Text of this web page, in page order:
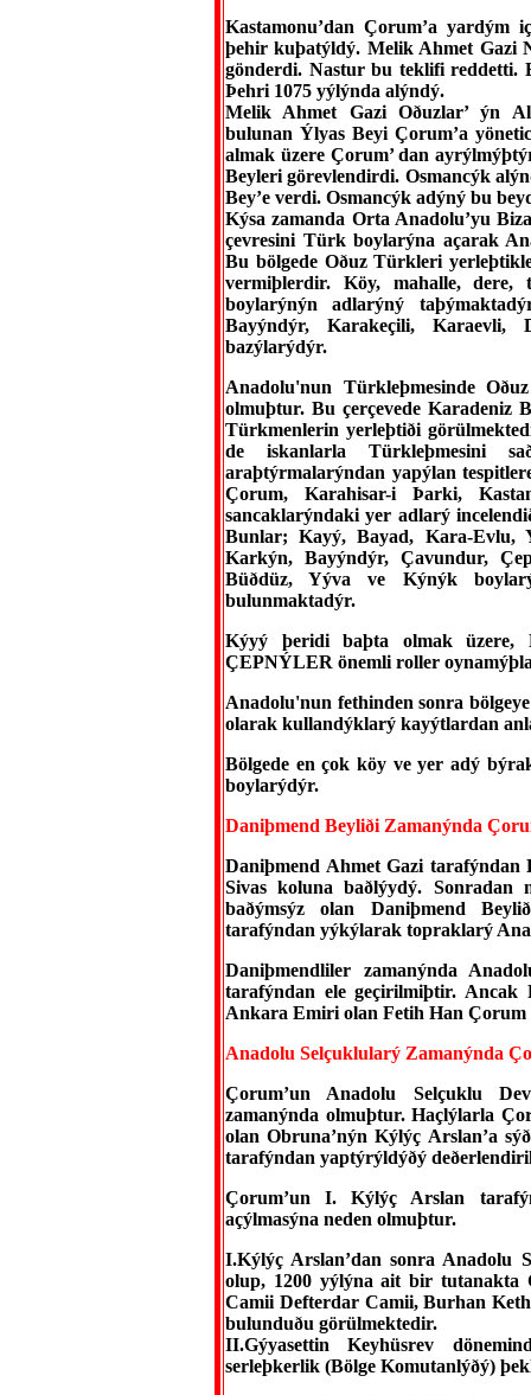
Kastamonu’dan Çorum’a yardým
þehir kuþatýldý. Melik Ahmet Gazi
gönderdi. Nastur bu teklifi reddetti.
Þehri 1075 yýlýnda alýndý.
Melik Ahmet Gazi Oðuzlar’ ýn
bulunan Ýlyas Beyi Çorum’a
almak üzere Çorum’ dan
Beyleri görevlendirdi. Osmancýk
Bey’e verdi. Osmancýk adýný bu
Kýsa zamanda Orta Anadolu’yu
çevresini Türk boylarýna açarak
Bu bölgede Oðuz Türkleri
vermiþlerdir. Köy, mahalle,
boylarýnýn adlarýný
Bayýndýr, Karakeçili, Karaevli,
bazýlarýdýr.
Anadolu'nun Türkleþmesinde
olmuþtur. Bu çerçevede Karadeniz
Türkmenlerin yerleþtiði
de iskanlarla Türkleþmesini
araþtýrmalarýndan yapýlan
Çorum, Karahisar-i Þarki,
sancaklarýndaki yer adlarý
Bunlar; Kayý, Bayad, Kara-Evlu,
Karkýn, Bayýndýr, Çavundur,
Büðdüz, Yýva ve Kýnýk
bulunmaktadýr.
Kýyý þeridi baþta olmak üzere,
ÇEPNÝLER önemli roller
Anadolu'nun fethinden sonra
olarak kullandýklarý kayýtlardan
Bölgede en çok köy ve yer adý
boylarýdýr.
Daniþmend Beyliði Zamanýnda
Daniþmend Ahmet Gazi tarafýndan
Sivas koluna baðlýydý. Sonradan
baðýmsýz olan Daniþmend
tarafýndan yýkýlarak topraklarý
Daniþmendliler zamanýnda
tarafýndan ele geçirilmiþtir. Ancak
Ankara Emiri olan Fetih Han Çorum
Anadolu Selçuklularý Zamanýnda
Çorum’un Anadolu Selçuklu
zamanýnda olmuþtur. Haçlýlarla
olan Obruna’nýn Kýlýç Arslan’a
tarafýndan yaptýrýldýðý
Çorum’un I. Kýlýç Arslan
açýlmasýna neden olmuþtur.
I.Kýlýç Arslan’dan sonra Anadolu
olup, 1200 yýlýna ait bir
Camii Defterdar Camii, Burhan
bulunduðu görülmektedir.
II.Gýyasettin Keyhüsrev
serleþkerlik (Bölge Komutanlýðý)